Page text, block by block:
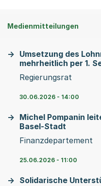
Medienmitteilungen
Umsetzung des
mehrheitlich per 1.
Regierungsrat
30.06.2026 - 14:00
Michel Pompanin
Basel-Stadt
Finanzdepartement
25.06.2026 - 11:00
Solidarische